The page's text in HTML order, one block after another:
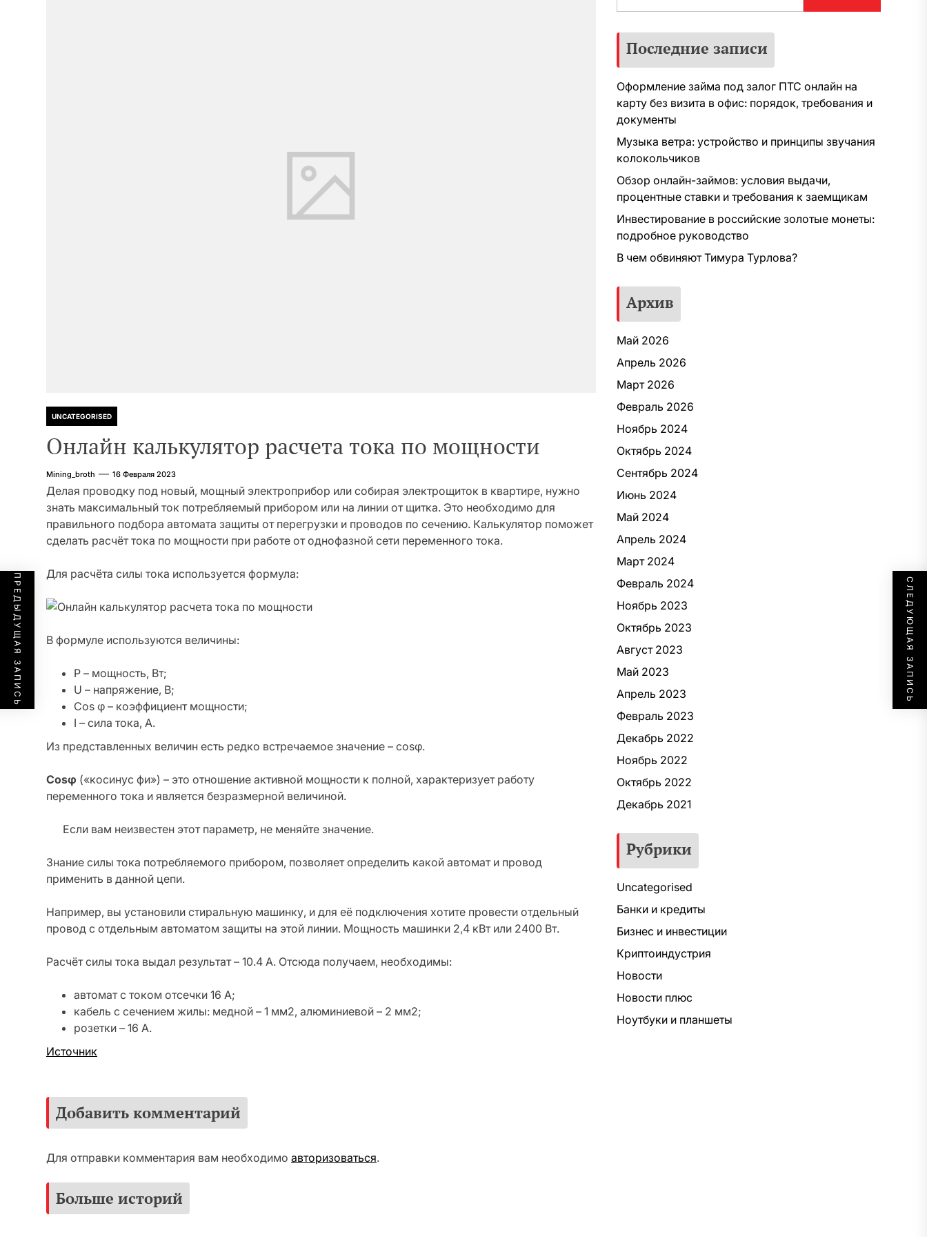
UNCATEGORISED
Онлайн калькулятор расчета тока по мощности
Mining_broth 16 Февраля 2023
Делая проводку под новый, мощный электроприбор или собирая электрощиток в квартире, нужно
знать максимальный ток потребляемый прибором или на линии от щитка. Это необходимо для
правильного подбора автомата защиты от перегрузки и проводов по сечению. Калькулятор поможет
сделать расчёт тока по мощности при работе от однофазной сети переменного тока.
Для расчёта силы тока используется формула:
В формуле используются величины:
P – мощность, Вт;
U – напряжение, В;
Cos φ – коэффициент мощности;
I – сила тока, А.
Из представленных величин есть редко встречаемое значение – cosφ.
Cosφ («косинус фи») – это отношение активной мощности к полной, характеризует работу
переменного тока и является безразмерной величиной.
Если вам неизвестен этот параметр, не меняйте значение.
Знание силы тока потребляемого прибором, позволяет определить какой автомат и провод
применить в данной цепи.
Например, вы установили стиральную машинку, и для её подключения хотите провести отдельный
провод с отдельным автоматом защиты на этой линии. Мощность машинки 2,4 кВт или 2400 Вт.
Расчёт силы тока выдал результат – 10.4 А. Отсюда получаем, необходимы:
автомат с током отсечки 16 А;
кабель с сечением жилы: медной – 1 мм2, алюминиевой – 2 мм2;
розетки – 16 А.
Источник
Добавить комментарий
Для отправки комментария вам необходимо авторизоваться.
ПРЕДЫДУЩАЯ ЗАПИСЬ СЛЕДУЮЩАЯ ЗАПИСЬ
Больше историй
Последние записи
Оформление займа под залог ПТС онлайн на
карту без визита в офис: порядок, требования и
документы
Музыка ветра: устройство и принципы звучания
колокольчиков
Обзор онлайн-займов: условия выдачи,
процентные ставки и требования к заемщикам
Инвестирование в российские золотые монеты:
подробное руководство
В чем обвиняют Тимура Турлова?
Архив
Май 2026
Апрель 2026
Март 2026
Февраль 2026
Ноябрь 2024
Октябрь 2024
Сентябрь 2024
Июнь 2024
Май 2024
Апрель 2024
Март 2024
Февраль 2024
Ноябрь 2023
Октябрь 2023
Август 2023
Май 2023
Апрель 2023
Февраль 2023
Декабрь 2022
Ноябрь 2022
Октябрь 2022
Декабрь 2021
Рубрики
Uncategorised
Банки и кредиты
Бизнес и инвестиции
Криптоиндустрия
Новости
Новости плюс
Ноутбуки и планшеты